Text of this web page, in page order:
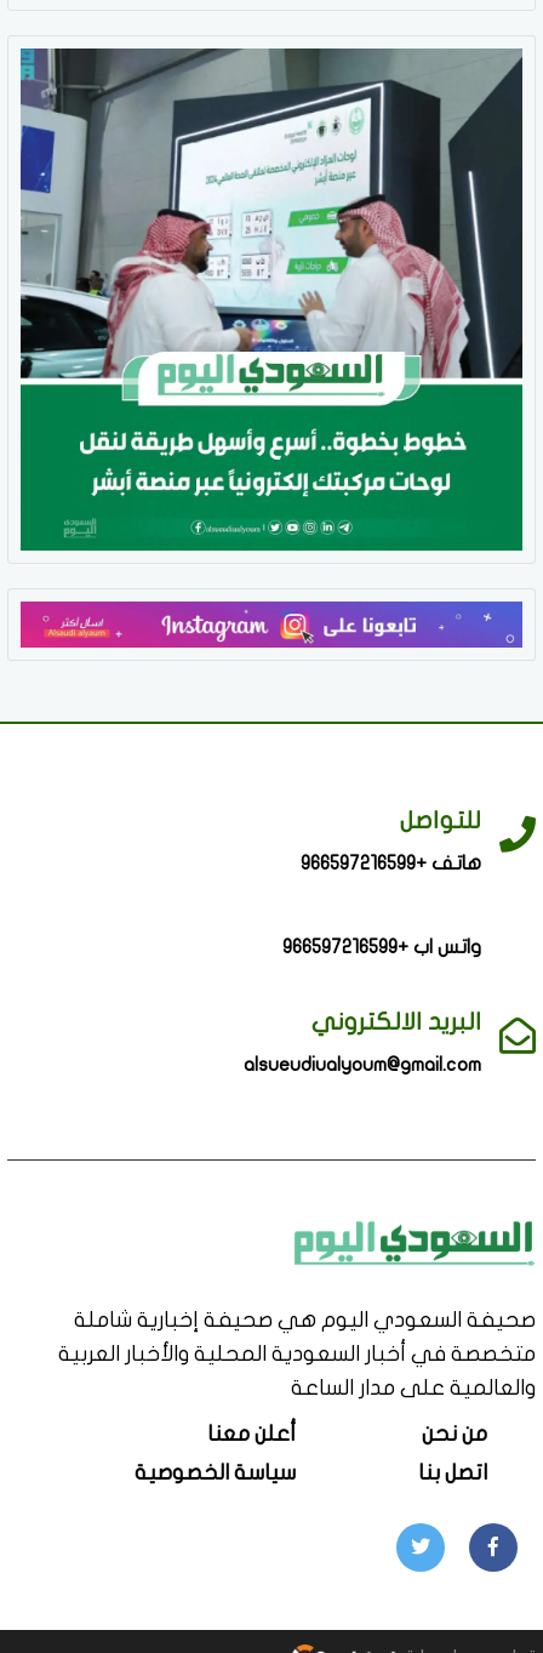
للتواصل
هاتف +966597216599
واتس اب +966597216599
البريد الالكتروني
alsueudiualyoum@gmail.com
صحيفة السعودي اليوم هي صحيفة إخبارية شاملة
متخصصة في أخبار السعودية المحلية والأخبار العربية
والعالمية على مدار الساعة
من نحن
أعلن معنا
اتصل بنا
سياسة الخصوصية